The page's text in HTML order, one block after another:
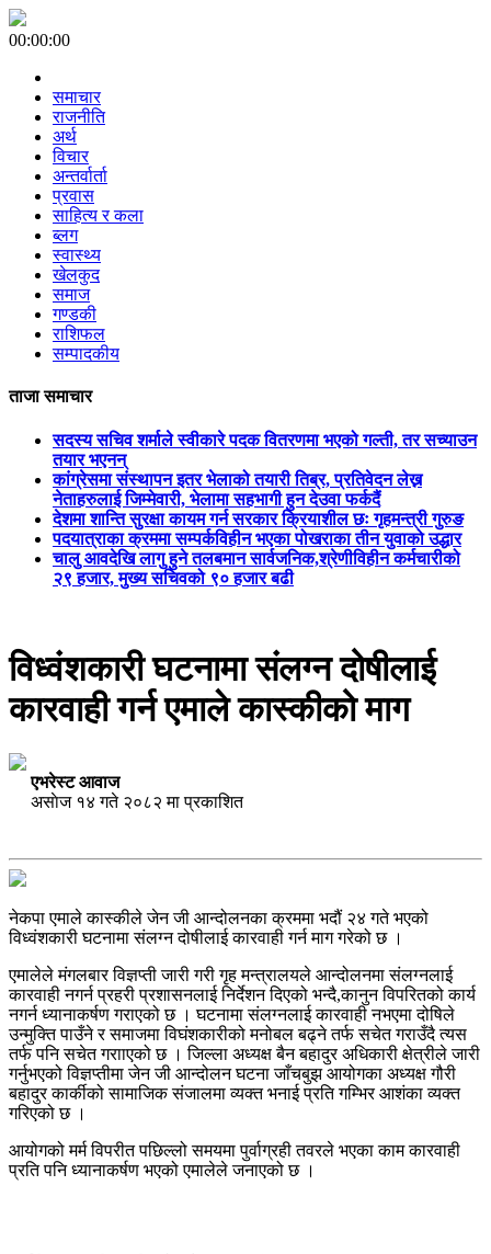
00:00:00
समाचार
राजनीति
अर्थ
विचार
अन्तर्वार्ता
प्रवास
साहित्य र कला
ब्लग
स्वास्थ्य
खेलकुद
समाज
गण्डकी
राशिफल
सम्पादकीय
ताजा समाचार
सदस्य सचिव शर्माले स्वीकारे पदक वितरणमा भएको गल्ती, तर सच्याउन
तयार भएनन्
कांग्रेसमा संस्थापन इतर भेलाको तयारी तिब्र, प्रतिवेदन लेख्न
नेताहरुलाई जिम्मेवारी, भेलामा सहभागी हुन देउवा फर्कदैं
देशमा शान्ति सुरक्षा कायम गर्न सरकार क्रियाशील छः गृहमन्त्री गुरुङ
पदयात्राका क्रममा सम्पर्कविहीन भएका पोखराका तीन युवाको उद्धार
चालु आवदेखि लागु हुने तलबमान सार्वजनिक,श्रेणीविहीन कर्मचारीको
२९ हजार, मुख्य सचिवको ९० हजार बढी
विध्वंशकारी घटनामा संलग्न दोषीलाई
कारवाही गर्न एमाले कास्कीको माग
एभरेस्ट आवाज
असाेज १४ गते २०८२ मा प्रकाशित
नेकपा एमाले कास्कीले जेन जी आन्दोलनका क्रममा भदौं २४ गते भएको
विध्वंशकारी घटनामा संलग्न दोषीलाई कारवाही गर्न माग गरेको छ ।
एमालेले मंगलबार विज्ञप्ती जारी गरी गृह मन्त्रालयले आन्दोलनमा संलग्नलाई
कारवाही नगर्न प्रहरी प्रशासनलाई निर्देशन दिएको भन्दै,कानुन विपरितको कार्य
नगर्न ध्यानाकर्षण गराएको छ । घटनामा संलग्नलाई कारवाही नभएमा दोषिले
उन्मुक्ति पाउँने र समाजमा विघंशकारीको मनोबल बढ्ने तर्फ सचेत गराउँदै त्यस
तर्फ पनि सचेत गरााएको छ । जिल्ला अध्यक्ष बैन बहादुर अधिकारी क्षेत्रीले जारी
गर्नुभएको विज्ञप्तीमा जेन जी आन्दोलन घटना जाँचबुझ आयोगका अध्यक्ष गौरी
बहादुर कार्कीको सामाजिक संजालमा व्यक्त भनाई प्रति गम्भिर आशंका व्यक्त
गरिएको छ ।
आयोगको मर्म विपरीत पछिल्लो समयमा पुर्वाग्रही तवरले भएका काम कारवाही
प्रति पनि ध्यानाकर्षण भएको एमालेले जनाएको छ ।